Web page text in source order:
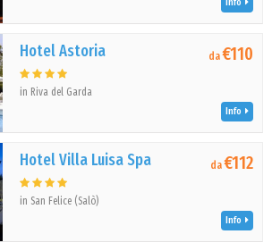
Hotel Astoria
in Riva del Garda
da€110
Info
Hotel Villa Luisa Spa
in San Felice (Salò)
da€112
Info